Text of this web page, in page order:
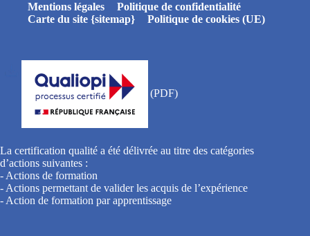
Mentions légales
Politique de confidentialité
Carte du site {sitemap}
Politique de cookies (UE)
La certification qualité a été délivrée au titre des catégories
d’actions suivantes :
- Actions de formation
- Actions permettant de valider les acquis de l’expérience
- Action de formation par apprentissage